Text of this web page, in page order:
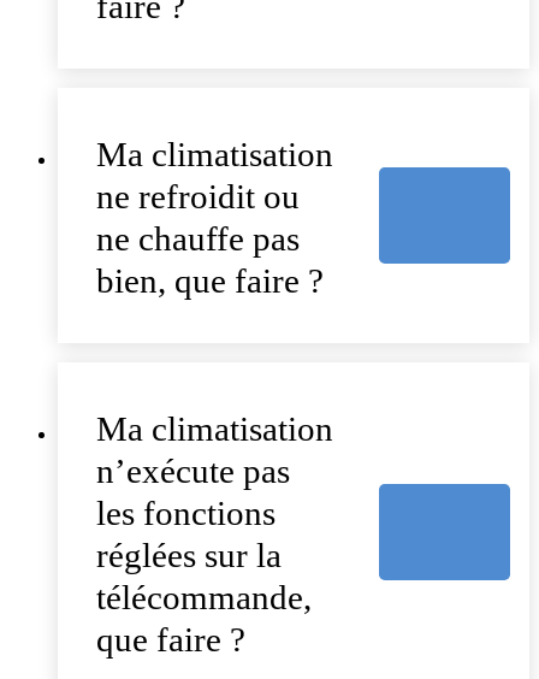
Ma climatisation
ne refroidit ou
ne chauffe pas
bien, que faire ?
Ma climatisation
n’exécute pas
les fonctions
réglées sur la
télécommande,
que faire ?